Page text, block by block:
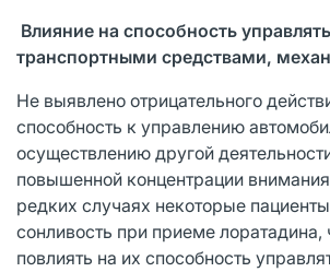
Влияние на способность управлять
транспортными средствами,
Не выявлено отрицательного
способность к управлению
осуществлению другой
повышенной концентрации
редких случаях некоторые
сонливость при приеме лоратадина,
повлиять на их способность